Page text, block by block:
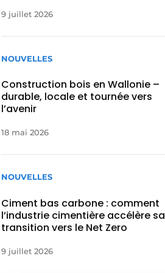
9 juillet 2026
NOUVELLES
Construction bois en Wallonie –
durable, locale et tournée vers
l’avenir
18 mai 2026
NOUVELLES
Ciment bas carbone : comment
l’industrie cimentière accélère sa
transition vers le Net Zero
9 juillet 2026